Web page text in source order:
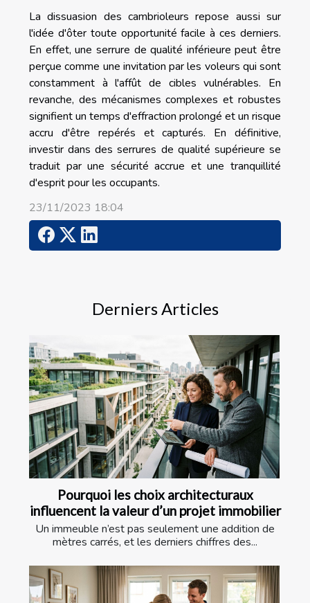
La dissuasion des cambrioleurs repose aussi sur
l'idée d'ôter toute opportunité facile à ces derniers.
En effet, une serrure de qualité inférieure peut être
perçue comme une invitation par les voleurs qui sont
constamment à l'affût de cibles vulnérables. En
revanche, des mécanismes complexes et robustes
signifient un temps d'effraction prolongé et un risque
accru d'être repérés et capturés. En définitive,
investir dans des serrures de qualité supérieure se
traduit par une sécurité accrue et une tranquillité
d'esprit pour les occupants.
23/11/2023 18:04
Derniers Articles
Pourquoi les choix architecturaux
influencent la valeur d’un projet immobilier
Un immeuble n’est pas seulement une addition de
mètres carrés, et les derniers chiffres des...